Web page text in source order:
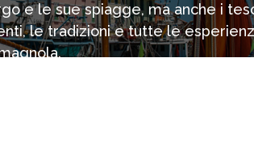
e le sue spiagge, ma anche i
le tradizioni e tutte le